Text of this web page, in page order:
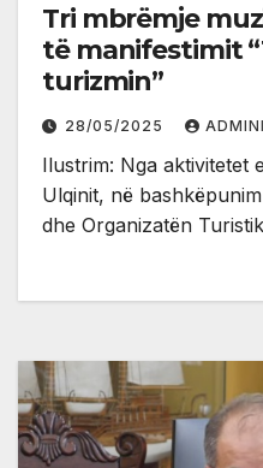
Tri mbrëmje
të manifestimit
turizmin”
28/05/2025 ADMINI
Ilustrim: Nga aktivitetet
Ulqinit, në
dhe Organizatën